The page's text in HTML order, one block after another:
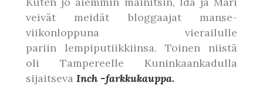
veivät meidät bloggaajat manse-
viikonloppuna vierailulle
pariin lempiputiikkiinsa. Toinen niistä
oli Tampereelle Kuninkaankadulla
sijaitseva Inch -farkkukauppa.